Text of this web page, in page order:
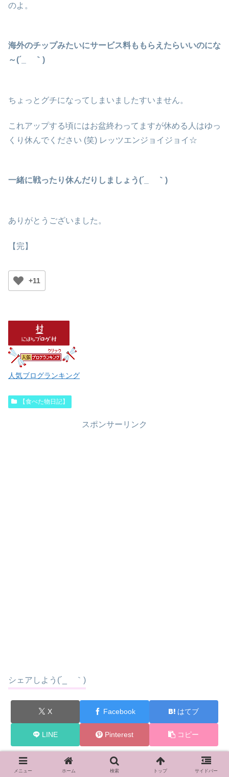
のよ。
海外のチップみたいにサービス料ももらえたらいいのにな
～(´_ゝ｀)
ちょっとグチになってしまいましたすいません。
これアップする頃にはお盆終わってますが休める人はゆっ
くり休んでください (笑) レッツエンジョイジョイ☆
一緒に戦ったり休んだりしましょう(´_ゝ｀)
ありがとうございました。
【完】
+11
人気ブログランキング
【食べた物日記】
スポンサーリンク
シェアしよう(´_ゝ｀)
X Facebook はてブ
LINE Pinterest コピー
おすすめ記事！ よかったらこちらもご覧くだ
メニュー ホーム 検索 トップ サイドバー